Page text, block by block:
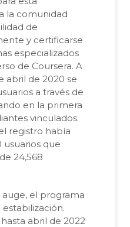
la comunidad
de
y certificarse
especializados
de Coursera. A
abril de 2020 se
a través de
en la primera
vinculados.
registro había
usuarios que
24,568
auge, el programa
abril de 2022